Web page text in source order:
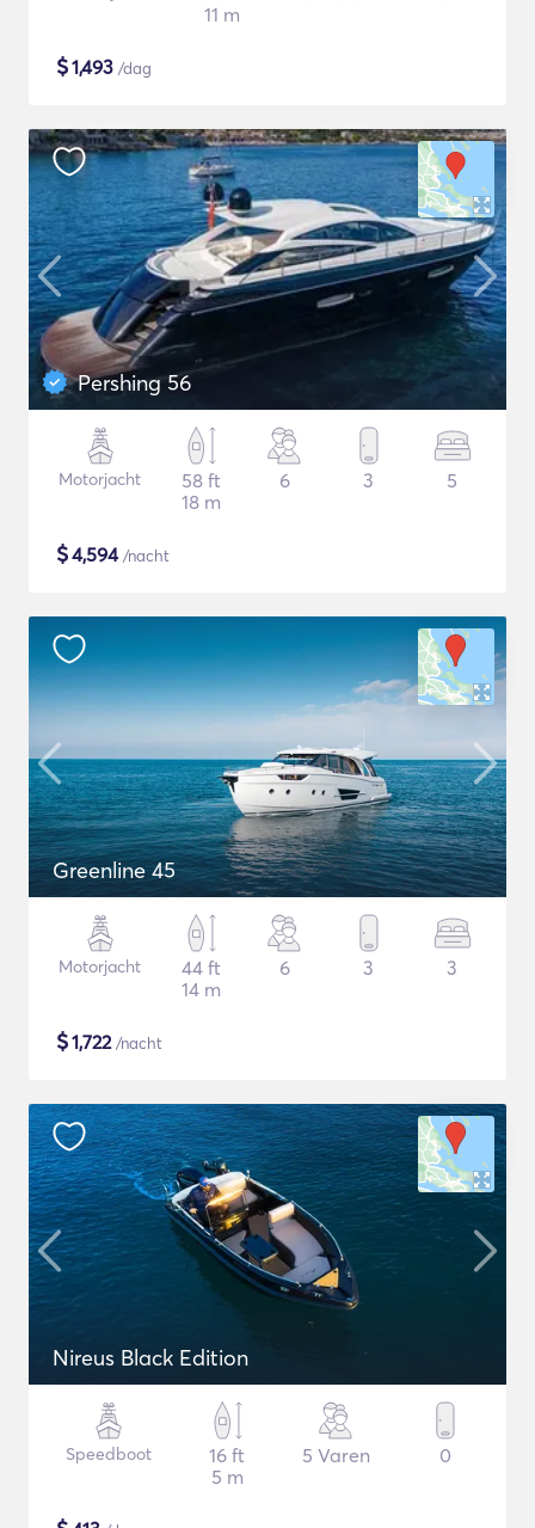
11 m
$1,493 /dag
Pershing 56
Motorjacht
58 ft
18 m
6 3 5
$4,594/nacht
Greenline 45
Motorjacht
44 ft
14 m
6 3 3
$1,722/nacht
Nireus Black Edition
Speedboot
16 ft
5 m
5 Varen 0